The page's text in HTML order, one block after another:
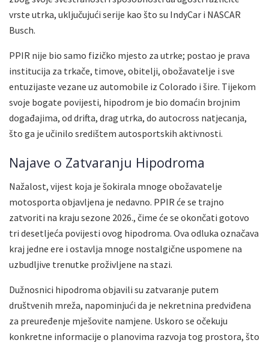
vrste utrka, uključujući serije kao što su IndyCar i NASCAR
Busch.
PPIR nije bio samo fizičko mjesto za utrke; postao je prava
institucija za trkače, timove, obitelji, obožavatelje i sve
entuzijaste vezane uz automobile iz Colorado i šire. Tijekom
svoje bogate povijesti, hipodrom je bio domaćin brojnim
događajima, od drifta, drag utrka, do autocross natjecanja,
što ga je učinilo središtem autosportskih aktivnosti.
Najave o Zatvaranju Hipodroma
Nažalost, vijest koja je šokirala mnoge obožavatelje
motosporta objavljena je nedavno. PPIR će se trajno
zatvoriti na kraju sezone 2026., čime će se okončati gotovo
tri desetljeća povijesti ovog hipodroma. Ova odluka označava
kraj jedne ere i ostavlja mnoge nostalgične uspomene na
uzbudljive trenutke proživljene na stazi.
Dužnosnici hipodroma objavili su zatvaranje putem
društvenih mreža, napominjući da je nekretnina predviđena
za preuređenje mješovite namjene. Uskoro se očekuju
konkretne informacije o planovima razvoja tog prostora, što